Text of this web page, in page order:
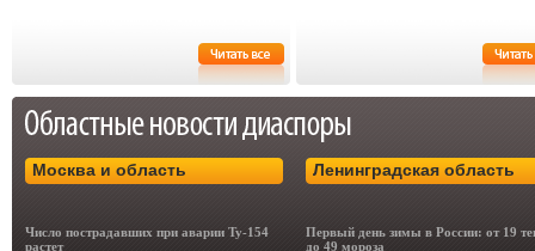
Москва и область
Число пострадавших при аварии Ту-154
растет
Ленинградская область
Первый день зимы в России: от 19
до 49 мороза